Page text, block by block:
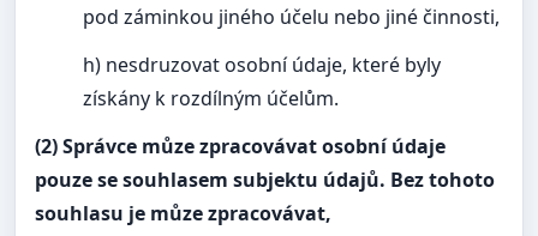
pod záminkou jiného účelu nebo jiné činnosti,
h) nesdruzovat osobní údaje, které byly
získány k rozdílným účelům.
(2) Správce můze zpracovávat osobní údaje
pouze se souhlasem subjektu údajů. Bez tohoto
souhlasu je můze zpracovávat,